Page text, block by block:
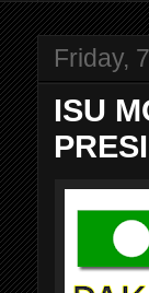
Friday,
ISU